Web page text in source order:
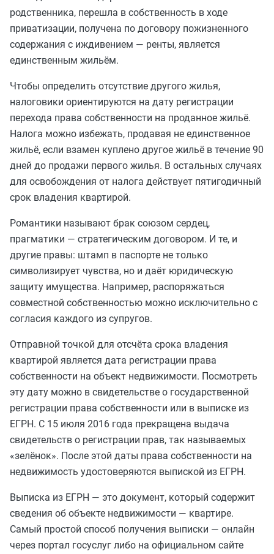
родственника, перешла в собственность в ходе
приватизации, получена по договору пожизненного
содержания с иждивением — ренты, является
единственным жильём.
Чтобы определить отсутствие другого жилья,
налоговики ориентируются на дату регистрации
перехода права собственности на проданное жильё.
Налога можно избежать, продавая не единственное
жильё, если взамен куплено другое жильё в течение 90
дней до продажи первого жилья. В остальных случаях
для освобождения от налога действует пятигодичный
срок владения квартирой.
Романтики называют брак союзом сердец,
прагматики — стратегическим договором. И те, и
другие правы: штамп в паспорте не только
символизирует чувства, но и даёт юридическую
защиту имущества. Например, распоряжаться
совместной собственностью можно исключительно с
согласия каждого из супругов.
Отправной точкой для отсчёта срока владения
квартирой является дата регистрации права
собственности на объект недвижимости. Посмотреть
эту дату можно в свидетельстве о государственной
регистрации права собственности или в выписке из
ЕГРН. С 15 июля 2016 года прекращена выдача
свидетельств о регистрации прав, так называемых
«зелёнок». После этой даты права собственности на
недвижимость удостоверяются выпиской из ЕГРН.
Выписка из ЕГРН — это документ, который содержит
сведения об объекте недвижимости — квартире.
Самый простой способ получения выписки — онлайн
через портал госуслуг либо на официальном сайте